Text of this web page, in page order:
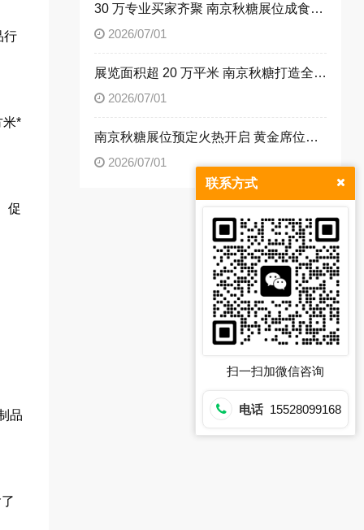
行
米*
促
品
30 万专业买家齐聚 南京秋糖展位成食饮企业招商首选阵地
2026/07/01
展览面积超 20 万平米 南京秋糖打造全品类食饮商贸平台
2026/07/01
南京秋糖展位预定火热开启 黄金席位抢占行业发展先机
2026/07/01
联系方式
扫一扫加微信咨询
电话 15528099168